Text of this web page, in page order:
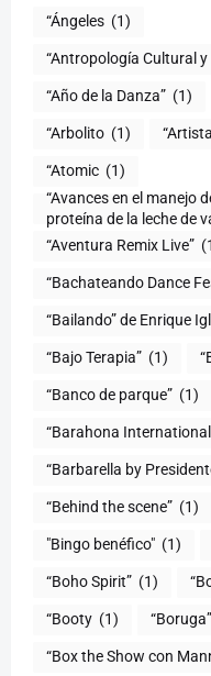
“Ángeles (1)
“Antropología Cultural
“Año de la Danza” (1)
“Arbolito (1)
“Atomic (1)
“Avances en el manejo
proteína de la leche de
“Aventura Remix Live”
“Bachateando Dance
“Bailando” de Enrique
“Bajo Terapia” (1)
“Banco de parque” (1)
“Barahona
“Barbarella by
“Behind the scene” (1)
"Bingo benéfico" (1)
“Boho Spirit” (1)
“Booty (1) “Boruga”
“Box the Show con